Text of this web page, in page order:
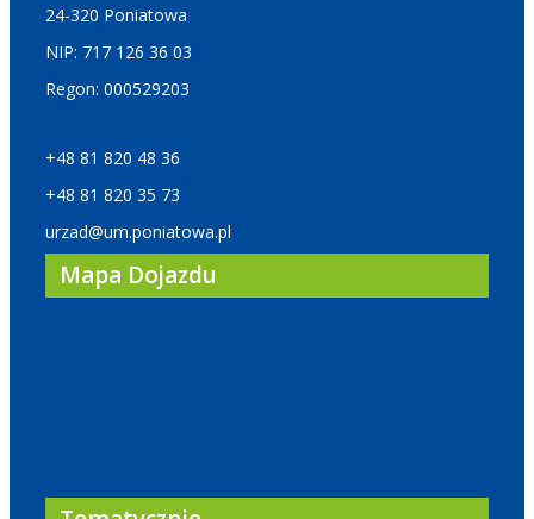
24-320 Poniatowa
NIP: 717 126 36 03
Regon: 000529203
+48 81 820 48 36
+48 81 820 35 73
urzad@um.poniatowa.pl
Mapa Dojazdu